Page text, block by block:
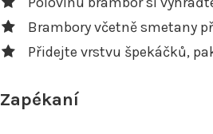
Brambory včetně smetany
Přidejte vrstvu špekáčků,
Zapékaní